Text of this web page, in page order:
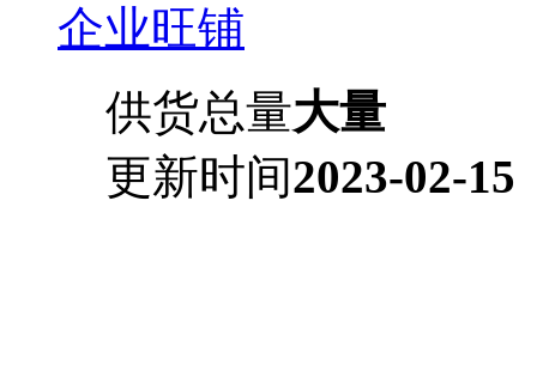
企业旺铺
供货总量大量
更新时间2023-02-15